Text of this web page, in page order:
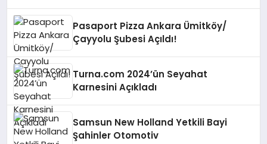
Pasaport Pizza Ankara Ümitköy/
Çayyolu Şubesi Açıldı!
Turna.com 2024’ün Seyahat
Karnesini Açıkladı
Samsun New Holland Yetkili Bayi
Şahinler Otomotiv